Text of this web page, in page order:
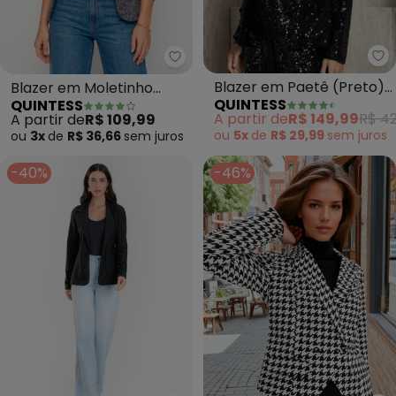
Quintess - Blazer em
Blazer em Moletinho
(Abstrato Preto)
QUINTESS
A partir deR$ 109,99
ou 3x de R$ 36,66 sem juros
Blazer em Paetê (Preto)
Forrado
QUINTESS
A partir deR$ 149,99R$
ou 5x de R$ 29,99 sem juros
-40% -46%